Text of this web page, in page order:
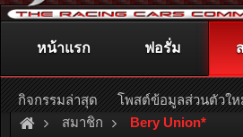
ติดต่อลงโฆษณา
หรืออ่านรายละเอียดเพิ่ม
สมาชิก Bery Union*
หน้าแรก ฟอรั่ม
กิจกรรมล่าสุด โพสต์ข้อมูลส่วนตัวให